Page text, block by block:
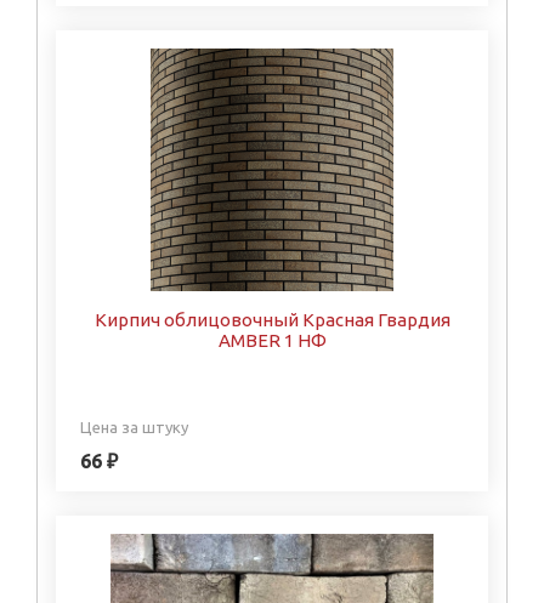
Кирпич облицовочный Красная Гвардия
AMBER 1 НФ
Цена за штуку
66 ₽